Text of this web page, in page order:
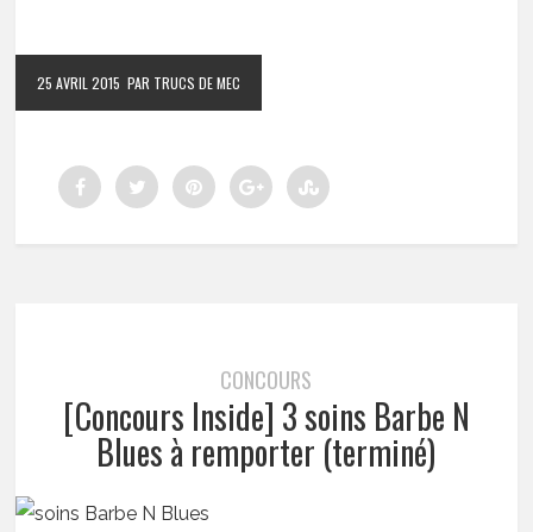
25 AVRIL 2015 PAR TRUCS DE MEC
CONCOURS
[Concours Inside] 3 soins Barbe N
Blues à remporter (terminé)